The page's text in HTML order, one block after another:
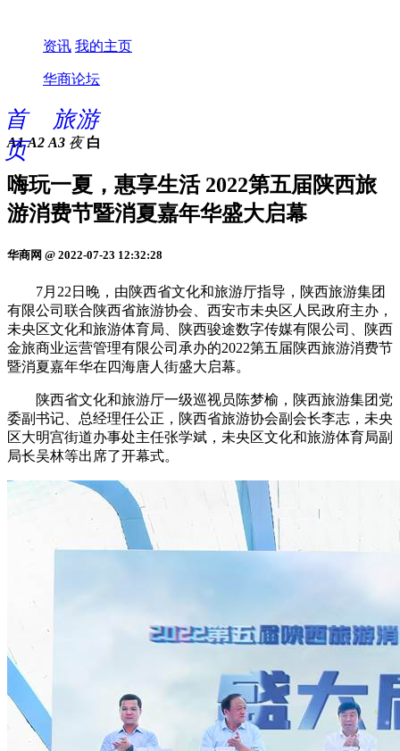
资讯 我的主页
华商论坛
首
页
旅游
A1 A2 A3 夜 白
嗨玩一夏，惠享生活 2022第五届陕西旅
游消费节暨消夏嘉年华盛大启幕
华商网 @ 2022-07-23 12:32:28
7月22日晚，由陕西省文化和旅游厅指导，陕西旅游集团
有限公司联合陕西省旅游协会、西安市未央区人民政府主办，
未央区文化和旅游体育局、陕西骏途数字传媒有限公司、陕西
金旅商业运营管理有限公司承办的2022第五届陕西旅游消费节
暨消夏嘉年华在四海唐人街盛大启幕。
陕西省文化和旅游厅一级巡视员陈梦榆，陕西旅游集团党
委副书记、总经理任公正，陕西省旅游协会副会长李志，未央
区大明宫街道办事处主任张学斌，未央区文化和旅游体育局副
局长吴林等出席了开幕式。